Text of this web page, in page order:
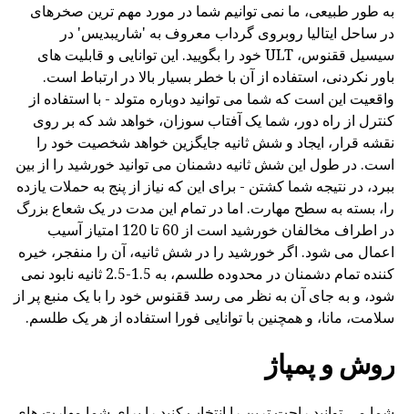
به طور طبیعی، ما نمی توانیم شما در مورد مهم ترین صخرهای
در ساحل ایتالیا روبروی گرداب معروف به 'شاریبدیس' در
سیسیل ققنوس، ULT خود را بگویید. این توانایی و قابلیت های
باور نکردنی، استفاده از آن با خطر بسیار بالا در ارتباط است.
واقعیت این است که شما می توانید دوباره متولد - با استفاده از
کنترل از راه دور، شما یک آفتاب سوزان، خواهد شد که بر روی
نقشه قرار، ایجاد و شش ثانیه جایگزین خواهد شخصیت خود را
است. در طول این شش ثانیه دشمنان می توانید خورشید را از بین
ببرد، در نتیجه شما کشتن - برای این که نیاز از پنج به حملات یازده
را، بسته به سطح مهارت. اما در تمام این مدت در یک شعاع بزرگ
در اطراف مخالفان خورشید است از 60 تا 120 امتیاز آسیب
اعمال می شود. اگر خورشید را در شش ثانیه، آن را منفجر، خیره
کننده تمام دشمنان در محدوده طلسم، به 1.5-2.5 ثانیه نابود نمی
شود، و به جای آن به نظر می رسد ققنوس خود را با یک منبع پر از
سلامت، مانا، و همچنین با توانایی فورا استفاده از هر یک طلسم.
روش و پمپاژ